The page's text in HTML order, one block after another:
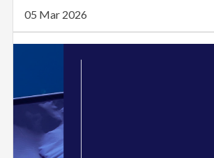
05 Mar 2026